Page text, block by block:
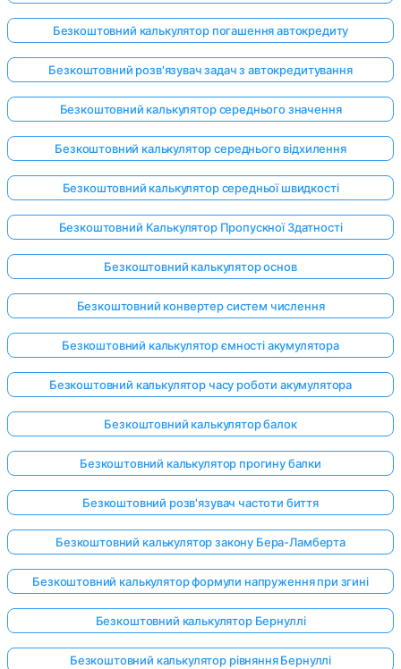
Поки
немає
перше
Безкоштовний калькулятор погашення автокредиту
Безкоштовний розв'язувач задач з автокредитування
Безкоштовний калькулятор середнього значення
Безкоштовний калькулятор середнього відхилення
Безкоштовний калькулятор середньої швидкості
Безкоштовний Калькулятор Пропускної Здатності
Безкоштовний калькулятор основ
Безкоштовний конвертер систем числення
Безкоштовний калькулятор ємності акумулятора
Безкоштовний калькулятор часу роботи акумулятора
Безкоштовний калькулятор балок
Безкоштовний калькулятор прогину балки
Безкоштовний розв'язувач частоти биття
Безкоштовний калькулятор закону Бера-Ламберта
Безкоштовний калькулятор формули напруження при згині
Безкоштовний калькулятор Бернуллі
Безкоштовний калькулятор рівняння Бернуллі